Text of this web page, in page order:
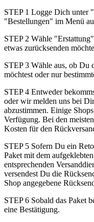
STEP 1 Logge Dich unter
"Bestellungen" im Menü
STEP 2 Wähle
etwas zurücksenden
STEP 3 Wähle aus, ob Du
möchtest oder nur
STEP 4 Entweder
oder wir melden uns bei
abzustimmen. Einige
Verfügung. Bei den
Kosten für den
STEP 5 Sofern Du ein
Paket mit dem
entsprechenden
versendest Du die
Shop angegebene
STEP 6 Sobald das Paket
eine Bestätigung.